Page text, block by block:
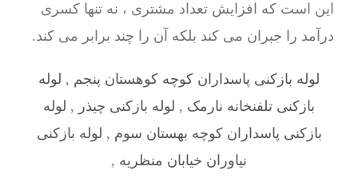
این است که افزایش تعداد مشتری ، نه تنها کسری
درآمد را جبران می کند بلکه آن را چند برابر می کند.
لوله بازکنی پاسداران کوچه کوهستان پنجم , لوله
بازکنی تلفنخانه نارمک , لوله بازکنی چیذر , لوله
بازکنی پاسداران کوچه بهستان سوم , لوله بازکنی
نیاوران خیابان منظریه ,